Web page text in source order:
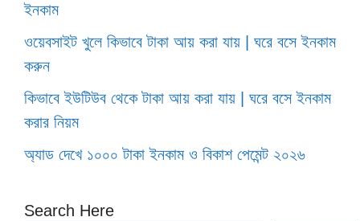
ইনকাম
ওয়েবসাইট খুলে কিভাবে টাকা আয় করা যায় | ঘরে বসে ইনকাম
করুন
কিভাবে ইউটিউব থেকে টাকা আয় করা যায় | ঘরে বসে ইনকাম
করার নিয়ম
অ্যাড দেখে ১০০০ টাকা ইনকাম ও বিকাশ পেমেন্ট ২০২৬
Search Here